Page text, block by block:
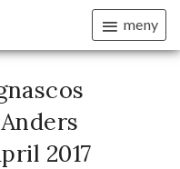
meny
2017